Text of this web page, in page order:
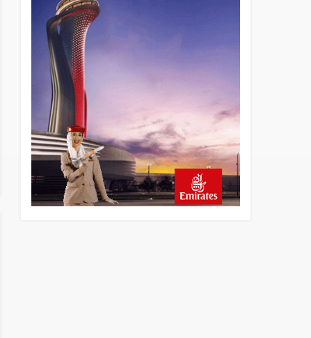
13 saat önce
Elektrikli uçaklar Avrupa’da
kısa rotalara hazırlanıyor
Trump’ı taşıyan Marine One,
yolcu uçağına fazla yaklaştı
14 saat önce
Emirates A380 yolcu